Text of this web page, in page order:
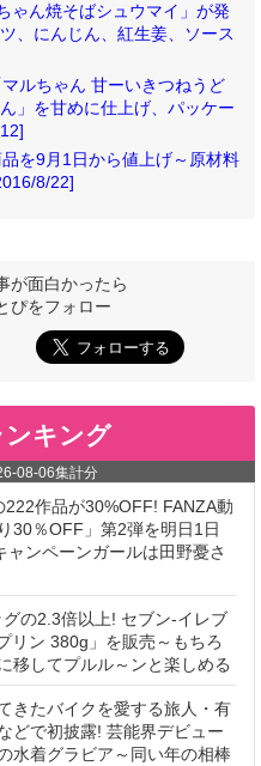
ゃん焼そばシュウマイ」が発
、にんじん、紅生姜、ソース
ルちゃん 甘ーいきつねうど
」を甘めに仕上げ、パッケー
を9月1日から値上げ～原材料
8/22]
が面白かったら
ぴをフォロー
ンキング
08-06集計分
作品が30%OFF! FANZA動
30％OFF」第2弾を明日1日
ンペーンガールは田野憂さ
の2.3倍以上! セブン‐イレブ
リン 380g」を販売～もちろ
移してプルル～ンと楽しめる
きたバイクを愛する旅人・有
どで初披露! 芸能界デビュー
水着グラビア～同い年の相棒